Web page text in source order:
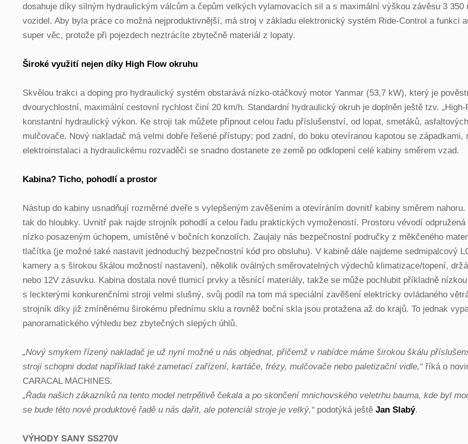
dosahuje díky silným hydraulickým válcům a čepům velkých vylamovacích sil a s maximální výškou závěsu 3
vozidel. Aby byla práce co možná nejproduktivnější, má stroj v základu elektronický systém Ride-Control a funkci
super věc, protože při pojezdech neztrácíte zbytečně materiál z lopaty.
Široké využití nejen díky High Flow okruhu
Skvělou trakci a doping pro hydraulický systém obstarává nízko-otáčkový motor Yanmar (53,7 kW), který je
dvourychlostní, maximální cestovní rychlost činí 20 km/h. Standardní hydraulický okruh je doplněn ještě tzv.
konstantní hydraulický výkon. Ke stroji tak můžete připnout celou řadu příslušenství, od lopat, smetáků,
mulčovače. Nový nakladač má velmi dobře řešené přístupy; pod zadní, do boku otevíranou kapotou se
elektroinstalaci a hydraulickému rozvaděči se snadno dostanete ze země po odklopení celé kabiny směrem vzad.
Kabina? Ticho, pohodlí a prostor
Nástup do kabiny usnadňují rozměrné dveře s vylepšeným zavěšením a otevíráním dovnitř kabiny směrem
tak do hloubky. Uvnitř pak najde strojník pohodlí a celou řadu praktických vymožeností. Prostoru vévodí
nízko posazeným úchopem, umístěné v bočních konzolích. Zaujaly nás bezpečnostní područky z měkčeného
tlačítka (je možné také nastavit jednoduchý bezpečnostní kód pro obsluhu). V kabině dále najdeme sedmipalcový
kamery a s širokou škálou možností nastavení), několik oválných směrovatelných výdechů klimatizace/topení,
nebo 12V zásuvku. Kabina dostala nové tlumicí prvky a těsnící materiály, takže se může pochlubit příkladně
s leckterými konkurenčními stroji velmi slušný, svůj podíl na tom má speciální zavěšení elektricky ovládaného
strojník díky již zmíněnému širokému přednímu sklu a rovněž boční skla jsou protažena až do krajů. To jednak
panoramatického výhledu bez zbytečných slepých úhlů.
„Nový smykem řízený nakladač je už nyní možné u nás objednat, přičemž v nabídce máme širokou škálu
stroji schopni dodat například také zametací zařízení, kartáče, frézy, mulčovače nebo paletizační vidle,“ říká o
CARACAL MACHINES.
„Řada našich zákazníků na tento model netrpělivě čekala a po skončení mnichovského veletrhu bauma, kde byl
se bude této nové produktové řadě u nás dařit, ale potenciál stroje je velký,“ podotýká ještě Jan Slabý.
VÝHODY SANY SS270V